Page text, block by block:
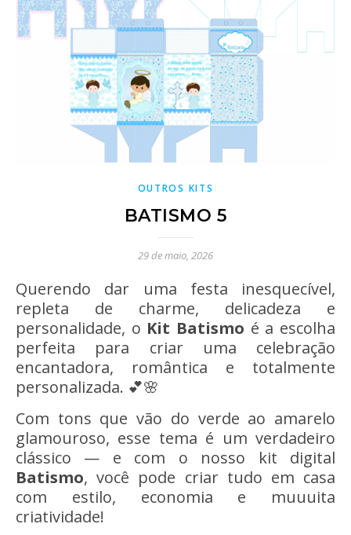
OUTROS KITS
BATISMO 5
29 de maio, 2026
Querendo dar uma festa inesquecível,
repleta de charme, delicadeza e
personalidade, o Kit Batismo é a escolha
perfeita para criar uma celebração
encantadora, romântica e totalmente
personalizada. 💕🌸
Com tons que vão do verde ao amarelo
glamouroso, esse tema é um verdadeiro
clássico — e com o nosso kit digital
Batismo, você pode criar tudo em casa
com estilo, economia e muuuita
criatividade!